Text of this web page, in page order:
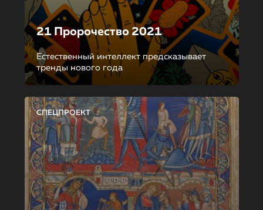
21 Пророчество 2021
Естественный интеллект предсказывает
тренды нового года
СПЕЦПРОЕКТ